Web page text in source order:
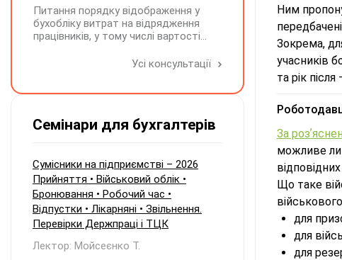
Ним
Зокрема,
учасників
та рік після
За
можливе
Що таке
для
для
для
Питання порядку відображення у
бухобліку витрат на відрядження
працівників, у тому числі вартості
карткового рахунку працівника та
Усі консультації
Семінари для бухгалтерів
Сумісники на підприємстві – 2026
Прийняття • Військовий облік •
Бронювання • Робочий час •
Відпустки • Лікарняні • Звільнення.
Перевірки Держпраці і ТЦК
Лектор: Мойсеєнко Т.